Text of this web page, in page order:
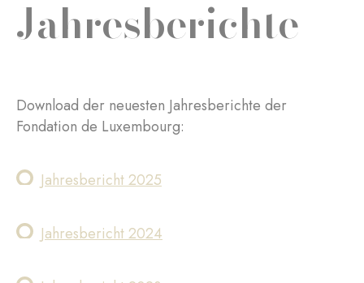
Jahresberichte
Download der neuesten Jahresberichte der
Fondation de Luxembourg:
Jahresbericht 2025
Jahresbericht 2024